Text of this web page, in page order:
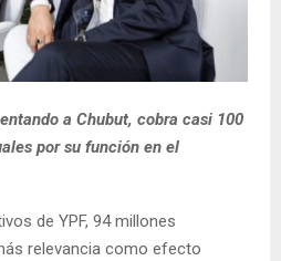
a Chubut, cobra casi 100
por su función en el
de YPF, 94 millones
relevancia como efecto